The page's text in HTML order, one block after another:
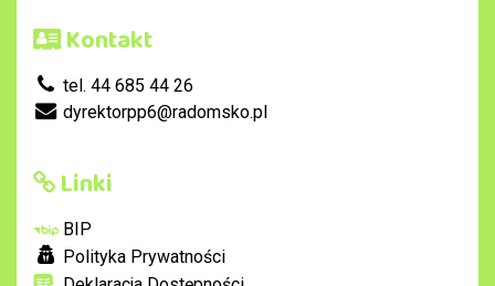
Kontakt
tel. 44 685 44 26
dyrektorpp6@radomsko.pl
Linki
BIP
Polityka Prywatności